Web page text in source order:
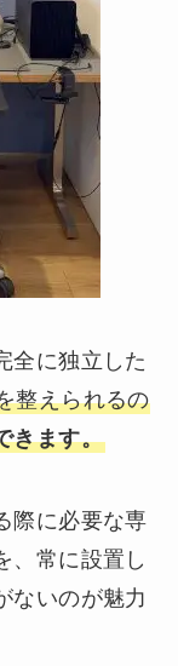
全に独立した
整えられるの
きます。
際に必要な専
、常に設置し
ないのが魅力